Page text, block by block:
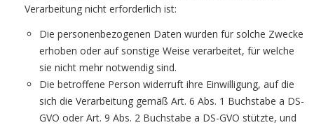
Verarbeitung nicht erforderlich ist:
Die personenbezogenen Daten wurden für solche Zwecke
erhoben oder auf sonstige Weise verarbeitet, für welche
sie nicht mehr notwendig sind.
Die betroffene Person widerruft ihre Einwilligung, auf die
sich die Verarbeitung gemäß Art. 6 Abs. 1 Buchstabe a DS-
GVO oder Art. 9 Abs. 2 Buchstabe a DS-GVO stützte, und